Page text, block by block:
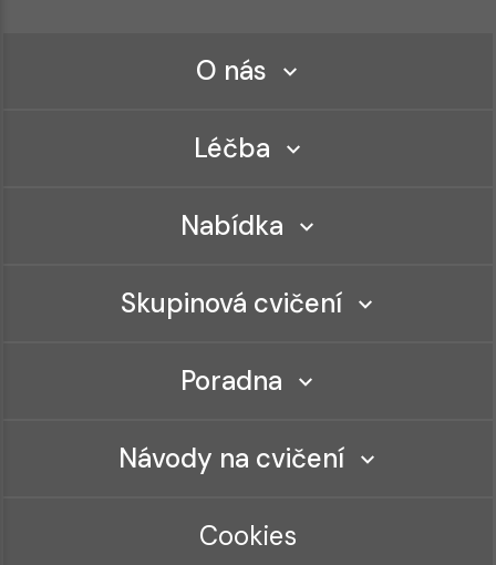
O nás
Léčba
Nabídka
Skupinová cvičení
Poradna
Návody na cvičení
Cookies